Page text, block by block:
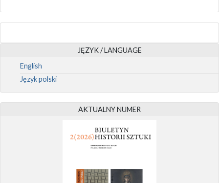
JĘZYK / LANGUAGE
English
Język polski
AKTUALNY NUMER